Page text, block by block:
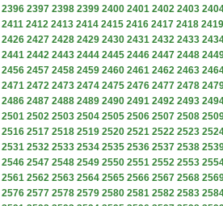
2396 2397 2398 2399 2400 2401 2402 2403
2411 2412 2413 2414 2415 2416 2417 2418 2419
2426 2427 2428 2429 2430 2431 2432 2433
2441 2442 2443 2444 2445 2446 2447 2448
2456 2457 2458 2459 2460 2461 2462 2463
2471 2472 2473 2474 2475 2476 2477 2478
2486 2487 2488 2489 2490 2491 2492 2493
2501 2502 2503 2504 2505 2506 2507 2508
2516 2517 2518 2519 2520 2521 2522 2523
2531 2532 2533 2534 2535 2536 2537 2538
2546 2547 2548 2549 2550 2551 2552 2553
2561 2562 2563 2564 2565 2566 2567 2568
2576 2577 2578 2579 2580 2581 2582 2583